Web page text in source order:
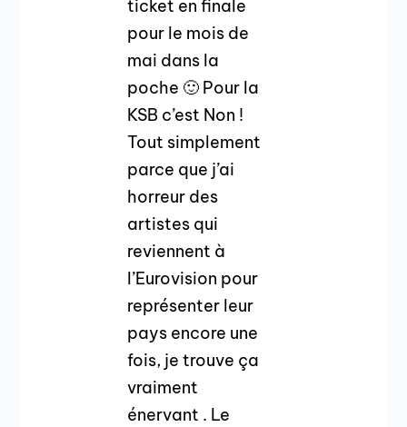
ticket en finale
pour le mois de
mai dans la
poche 🙂 Pour la
KSB c’est Non !
Tout simplement
parce que j’ai
horreur des
artistes qui
reviennent à
l’Eurovision pour
représenter leur
pays encore une
fois, je trouve ça
vraiment
énervant . Le